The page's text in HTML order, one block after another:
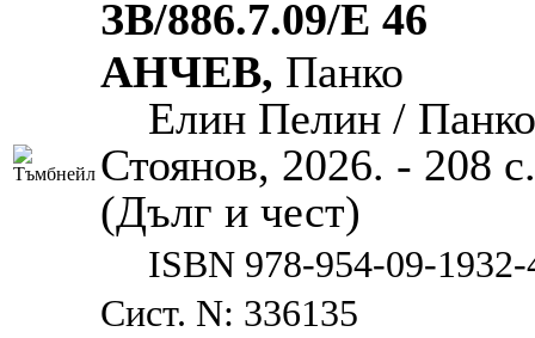
ЗВ/886.7.09/Е 46
АНЧЕВ, Панко
Елин Пелин /
Стоянов, 2026. - 208
(Дълг и чест)
ISBN 978-954-09-1932-
Сист. N: 336135